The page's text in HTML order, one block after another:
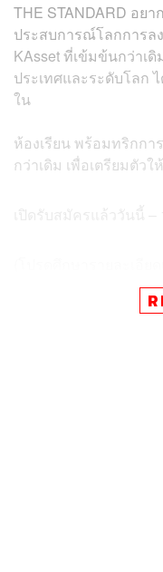
THE STANDARD อย
ประสบการณ์โลกการล
KAsset ที่เข้มข้นกว่าเ
ประเทศและระดับโลก
ใน
ห้องเรียน พร้อมทริกกา
กว่าเดิม เพื่อเตรียมตัว
ฟรี! สำหรับนิสิต